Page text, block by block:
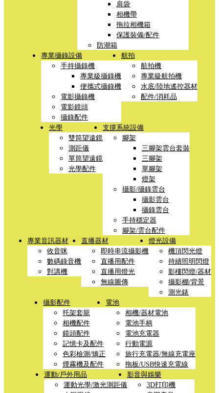
肩袋
相機帶
拖拉相機箱
保護裝備/配件
防潮箱
專業攝錄設備
手持攝錄機
專業級攝錄機
便攜式攝錄機
電影攝錄機
電影鏡頭
攝錄配件
航拍
航拍機
專業級航拍機
水底/陸地遙控器材
配件/消耗品
光學
雙筒望遠鏡
測距儀
單筒望遠鏡
光學配件
支撐系統設備
腳架
三腳架雲台套裝
三腳架
單腳架
燈架
攝影/攝錄雲台
攝影雲台
攝錄雲台
手持穩定器
腳架/雲台配件
專業音訊器材
收音咪
數碼錄音機
對講機
直播器材
即時串流攝影機
直播用配件
直播用燈光
無線圖傳
燈光設備
機頂閃光燈
持續照明閃燈
影樓閃燈/器材
攝影棚/背景
測光錶
攝影配件
托架套籠
相機配件
鏡頭配件
記憶卡及配件
色彩檢測/矯正
煙霧機及配件
電池
相機/器材電池
電池手柄
電池充電器
行動電源
旅行充電器/無線充電座
拖板/USB快速充電線
運動/戶外用品
運動光學/激光測距儀
影音與娛樂
3D打印機